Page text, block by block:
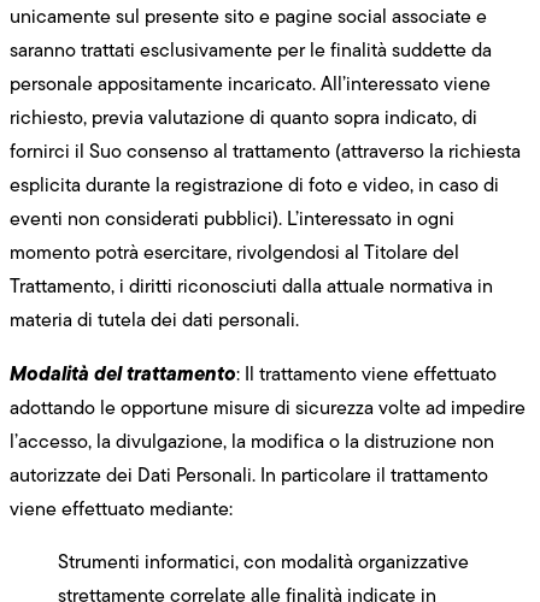
unicamente sul presente sito e pagine social associate e
saranno trattati esclusivamente per le finalità suddette da
personale appositamente incaricato. All’interessato viene
richiesto, previa valutazione di quanto sopra indicato, di
fornirci il Suo consenso al trattamento (attraverso la richiesta
esplicita durante la registrazione di foto e video, in caso di
eventi non considerati pubblici). L’interessato in ogni
momento potrà esercitare, rivolgendosi al Titolare del
Trattamento, i diritti riconosciuti dalla attuale normativa in
materia di tutela dei dati personali.
Modalità del trattamento: Il trattamento viene effettuato
adottando le opportune misure di sicurezza volte ad impedire
l’accesso, la divulgazione, la modifica o la distruzione non
autorizzate dei Dati Personali. In particolare il trattamento
viene effettuato mediante:
Strumenti informatici, con modalità organizzative
strettamente correlate alle finalità indicate in